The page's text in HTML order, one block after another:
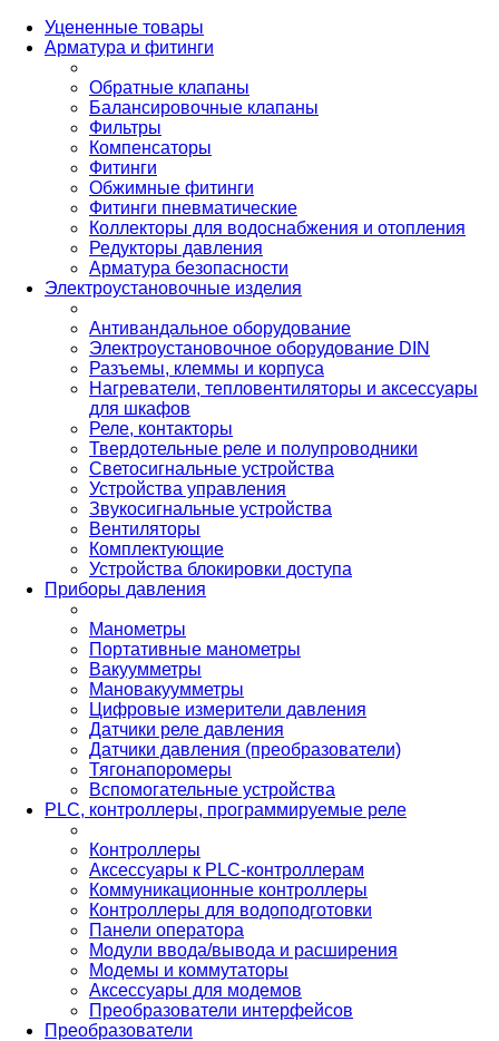
Уцененные товары
Арматура и фитинги
Обратные клапаны
Балансировочные клапаны
Фильтры
Компенсаторы
Фитинги
Обжимные фитинги
Фитинги пневматические
Коллекторы для водоснабжения и отопления
Редукторы давления
Арматура безопасности
Электроустановочные изделия
Антивандальное оборудование
Электроустановочное оборудование DIN
Разъемы, клеммы и корпуса
Нагреватели, тепловентиляторы и аксессуары
для шкафов
Реле, контакторы
Твердотельные реле и полупроводники
Светосигнальные устройства
Устройства управления
Звукосигнальные устройства
Вентиляторы
Комплектующие
Устройства блокировки доступа
Приборы давления
Манометры
Портативные манометры
Вакуумметры
Мановакуумметры
Цифровые измерители давления
Датчики реле давления
Датчики давления (преобразователи)
Тягонапоромеры
Вспомогательные устройства
PLС, контроллеры, программируемые реле
Контроллеры
Аксессуары к PLC-контроллерам
Коммуникационные контроллеры
Контроллеры для водоподготовки
Панели оператора
Модули ввода/вывода и расширения
Модемы и коммутаторы
Аксессуары для модемов
Преобразователи интерфейсов
Преобразователи